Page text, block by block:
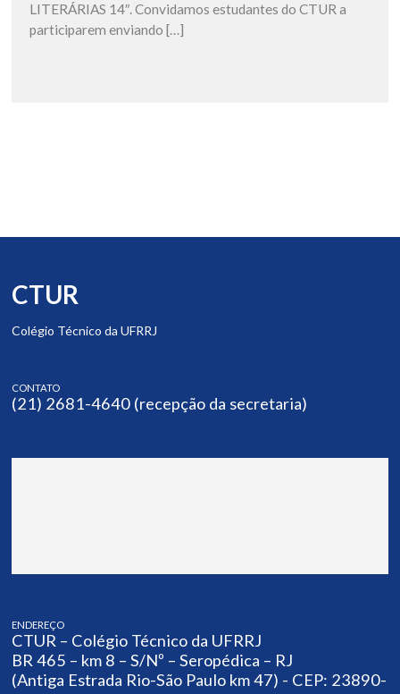
LITERÁRIAS 14″. Convidamos estudantes do CTUR a
participarem enviando […]
CTUR
Colégio Técnico da UFRRJ
CONTATO
(21) 2681-4640 (recepção da secretaria)
ENDEREÇO
CTUR – Colégio Técnico da UFRRJ
BR 465 – km 8 – S/Nº – Seropédica – RJ
(Antiga Estrada Rio-São Paulo km 47) - CEP: 23890-